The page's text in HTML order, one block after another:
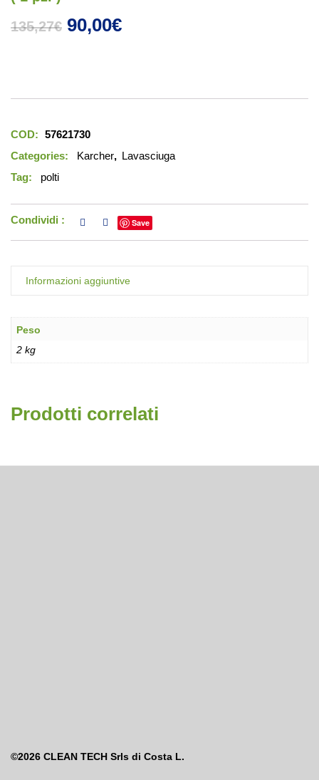
135,27€ Il prezzo originale era:
90,00€Il prezzo attuale è:
COD: 57621730
Categories:
Karcher, Lavasciuga
Tag:
polti
Condividi : Save
Informazioni aggiuntive
Peso
2 kg
Prodotti correlati
©2026 CLEAN TECH Srls di Costa L.